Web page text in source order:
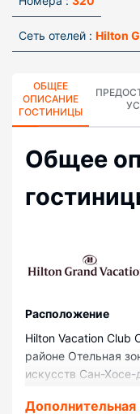
Сеть отелей : Hilton
ОБЩЕЕ
ОПИСАНИЕ
ГОСТИНИЦЫ
Общее
Pасположение
Hilton Vacation Club
районе Отельная
искусств Сан-
автомобиле.